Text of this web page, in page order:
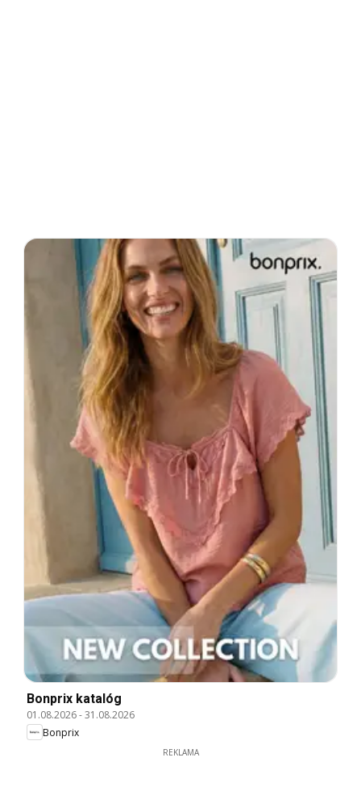
Bonprix katalóg
01.08.2026-31.08.2026
Bonprix
REKLAMA